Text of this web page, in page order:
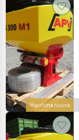
Macchina nuova